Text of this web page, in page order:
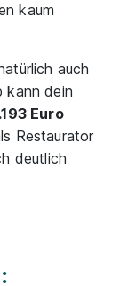
kaum
auch
kann dein
Euro
Restaurator
deutlich